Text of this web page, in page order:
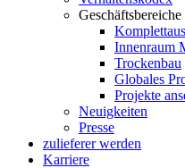
Geschäftsbereiche
Innenraum
Trockenbau
Globales
Projekte
Neuigkeiten
Presse
zulieferer werden
Karriere